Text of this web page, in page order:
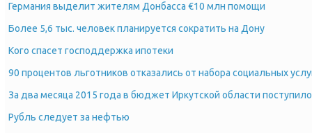
Германия выделит жителям Донбасса €10 млн помощи
Более 5,6 тыс. человек планируется сократить на Дону
Кого спасет господдержка ипотеки
90 процентов льготников отказались от набора социальных
За два месяца 2015 года в бюджет Иркутской области
Рубль следует за нефтью